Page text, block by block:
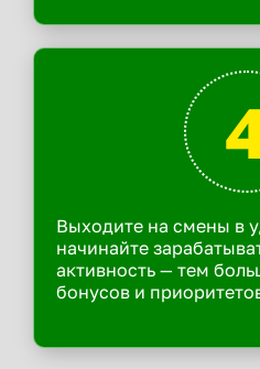
Выходите на смены в
начинайте
активность — тем
бонусов и